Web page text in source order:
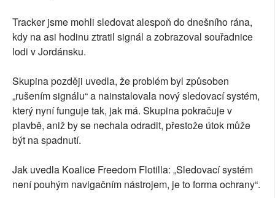
Tracker jsme mohli sledovat alespoň do dnešního rána,
kdy na asi hodinu ztratil signál a zobrazoval souřadnice
lodi v Jordánsku.
Skupina později uvedla, že problém byl způsoben
„rušením signálu“ a nainstalovala nový sledovací systém,
který nyní funguje tak, jak má. Skupina pokračuje v
plavbě, aniž by se nechala odradit, přestože útok může
být na spadnutí.
Jak uvedla Koalice Freedom Flotilla: „Sledovací systém
není pouhým navigačním nástrojem, je to forma ochrany“.